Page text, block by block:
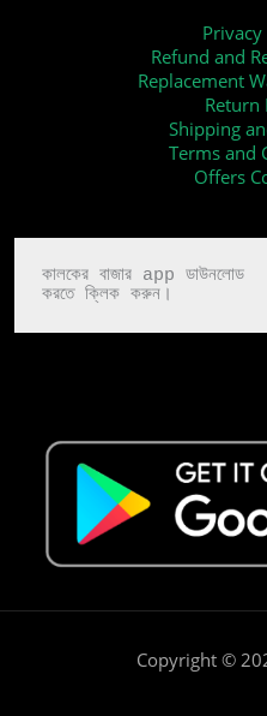
Refund and
Replacement
Return
Shipping
Terms and
Offers
কালকের বাজার app ডাউনলোড
করতে ক্লিক করুন।
Copyright ©